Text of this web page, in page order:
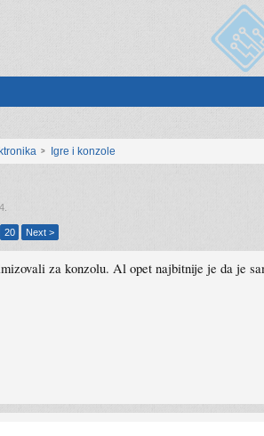
Igre i konzole
20 Next >
za konzolu. Al opet najbitnije je da je